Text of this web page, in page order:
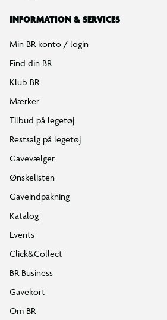
INFORMATION & SERVICES
Min BR konto / login
Find din BR
Klub BR
Mærker
Tilbud på legetøj
Restsalg på legetøj
Gavevælger
Ønskelisten
Gaveindpakning
Katalog
Events
Click&Collect
BR Business
Gavekort
Om BR